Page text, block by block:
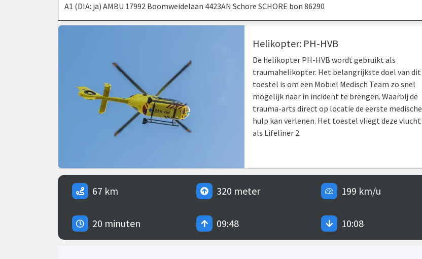
A1 (DIA: ja) AMBU 17992 Boomweidelaan 4423AN Schore SCHORE bon 86290
Helikopter: PH-HVB
De helikopter PH-HVB wordt gebruikt als
traumahelikopter. Het belangrijkste doel van dit
toestel is om een Mobiel Medisch Team zo snel
mogelijk naar in incident te brengen. Waarbij de
trauma-arts direct op locatie de eerste medische
hulp kan verlenen. Het toestel vliegt deze vlucht
als Lifeliner 2.
67 km 320 meter 199 km/u
20 minuten 09:48 10:08